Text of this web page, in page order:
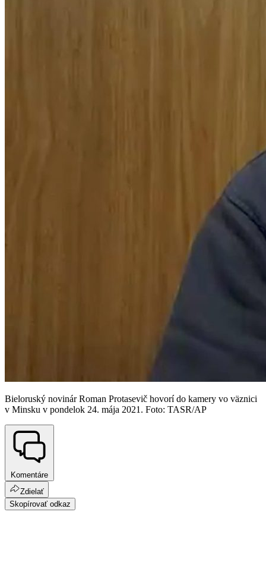
Bieloruský novinár Roman Protasevič hovorí do kamery vo väznici
v Minsku v pondelok 24. mája 2021. Foto: TASR/AP
Komentáre
Zdielať
Skopírovať odkaz